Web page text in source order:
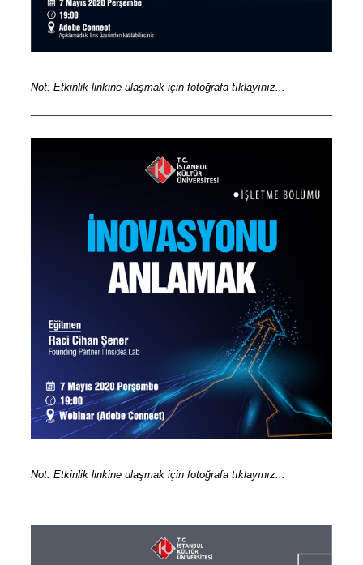
Not: Etkinlik linkine ulaşmak için fotoğrafa tıklayınız...
Not: Etkinlik linkine ulaşmak için fotoğrafa tıklayınız...